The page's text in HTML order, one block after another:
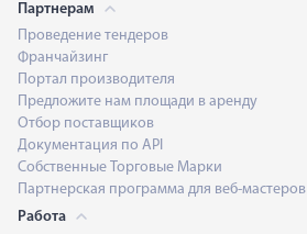
Партнерам
Проведение тендеров
Франчайзинг
Портал производителя
Предложите нам площади в аренду
Отбор поставщиков
Документация по API
Собственные Торговые Марки
Партнерская программа для веб-мастеров
Работа